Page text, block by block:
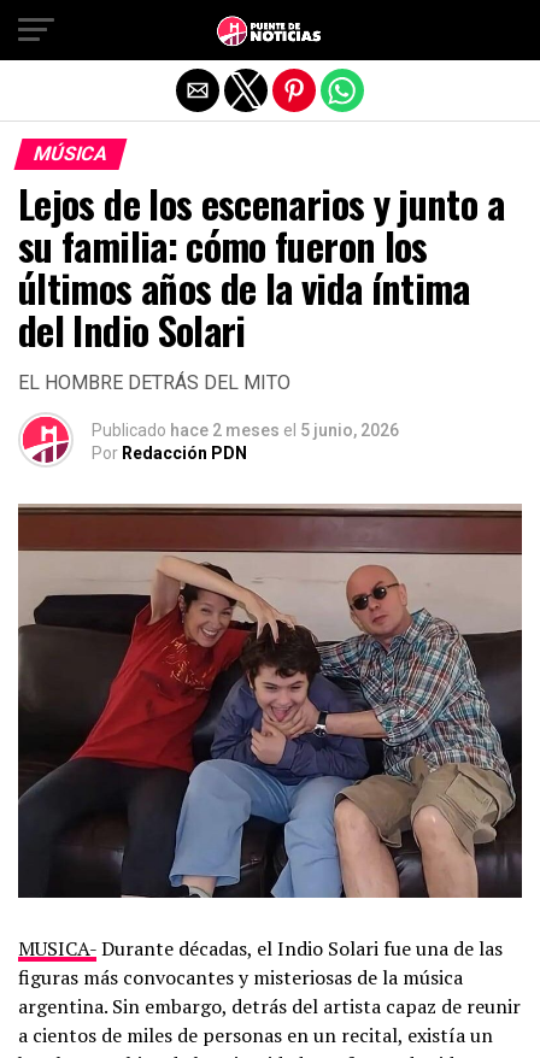
MÚSICA
Lejos de los escenarios y junto a
su familia: cómo fueron los
últimos años de la vida íntima
del Indio Solari
EL HOMBRE DETRÁS DEL MITO
Publicado hace 2 meses el 5 junio, 2026
Por Redacción PDN
MUSICA-Durante décadas, el Indio Solari fue una de las
figuras más convocantes y misteriosas de la música
argentina. Sin embargo, detrás del artista capaz de reunir
a cientos de miles de personas en un recital, existía un
Salir de la versión móvil